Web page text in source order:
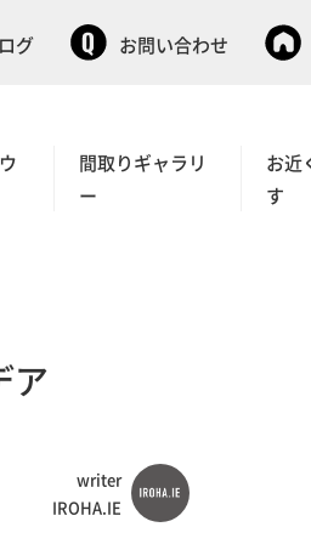
グ お問い合わせ
間取りギャラリ
ー
お近
す
ア
writer
IROHA.IE